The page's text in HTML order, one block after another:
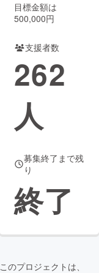
Creation
コミュニティ
目標金額は
500,000円
支援者数
262
人
募集終了まで残
り
終了
このプロジェクトは、